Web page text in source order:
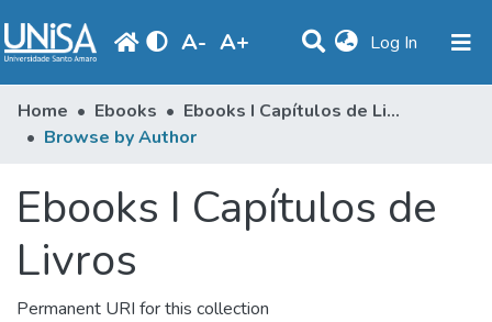
A- A+ Log In (current)
Communities & Collections
Produção Docente
Library
Home Ebooks
Ebooks I Capítulos de Livros
Browse by Author
Ebooks I Capítulos de
Livros
Permanent URI for this collection